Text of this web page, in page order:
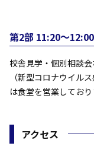
第2部 11:20〜12:00
校舎見学・個別相談会
（新型コロナウイル
は食堂を営業しており
アクセス